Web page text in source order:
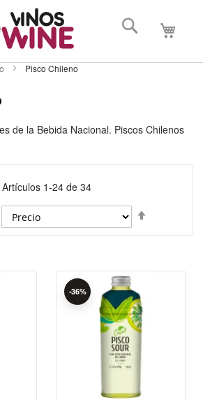
Mi
Buscar
Pisco Chileno
de la Bebida Nacional. Piscos Chilenos
Artículos 1-24 de 34
-36%